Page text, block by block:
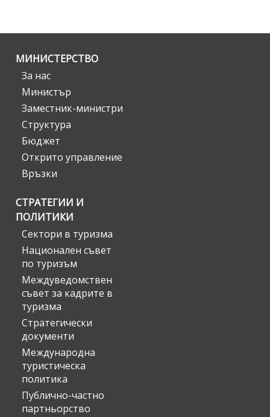
МИНИСТЕРСТВО
За нас
Министър
Заместник-министри
Структура
Бюджет
Открито управление
Връзки
СТРАТЕГИИ И
ПОЛИТИКИ
Сектори в туризма
Национален съвет
по туризъм
Междуведомствен
съвет за кадрите в
туризма
Стратегически
документи
Международна
туристическа
политика
Публично-частно
партньорство